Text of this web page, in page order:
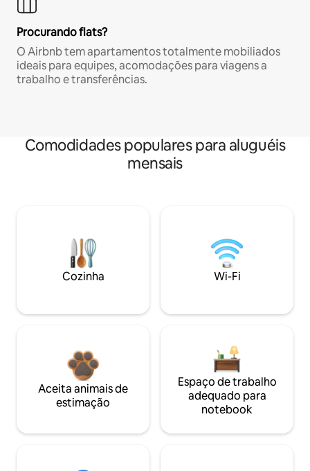
Procurando flats?
O Airbnb tem apartamentos totalmente mobiliados
ideais para equipes, acomodações para viagens a
trabalho e transferências.
Comodidades populares para aluguéis
mensais
Cozinha Wi-Fi
Aceita animais de
estimação
Espaço de trabalho
adequado para
notebook